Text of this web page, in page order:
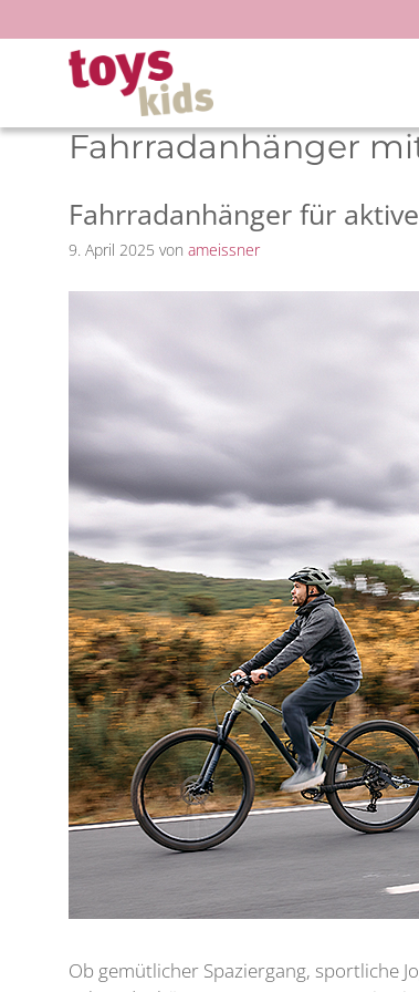
Inhalt
springen
Fahrradanhänger
Fahrradanhänger für
9. April 2025 von ameissner
Ob gemütlicher Spaziergang, sportliche